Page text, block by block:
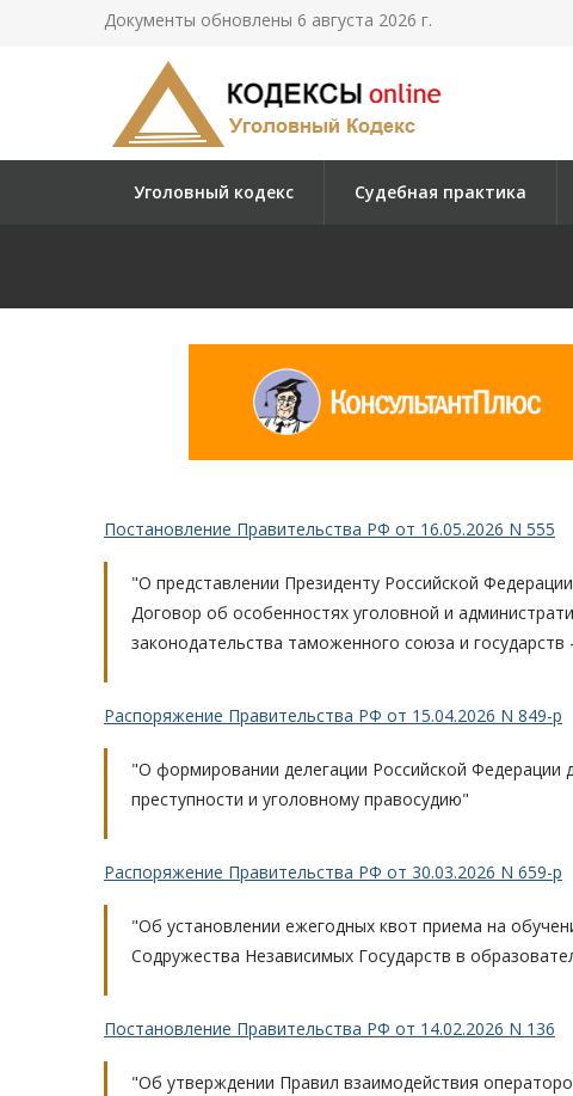
Документы обновлены 6 августа 2026 г.
Уголовный кодекс Судебная практика
Постановление Правительства РФ от 16.05.2026 N 555
"О представлении Президенту Российской
Договор об особенностях уголовной и
законодательства таможенного союза и
Распоряжение Правительства РФ от 15.04.2026 N 849-р
"О формировании делегации Российской Федерации
преступности и уголовному правосудию"
Распоряжение Правительства РФ от 30.03.2026 N 659-р
"Об установлении ежегодных квот приема на
Содружества Независимых Государств в
Постановление Правительства РФ от 14.02.2026 N 136
"Об утверждении Правил взаимодействия